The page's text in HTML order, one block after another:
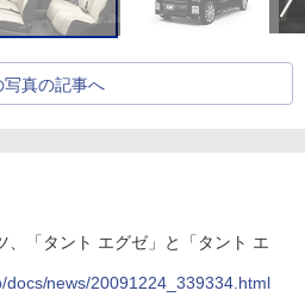
写真の記事へ
、「タント エグゼ」と「タント エ
news/20091224_339334.html